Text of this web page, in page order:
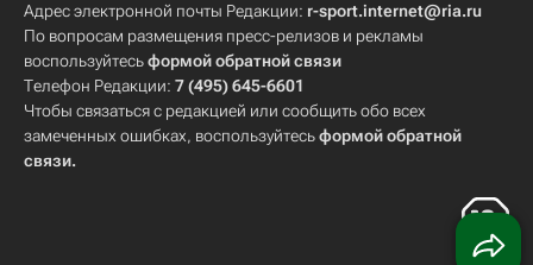
Адрес электронной почты Редакции: r-sport.internet@ria.ru
По вопросам размещения пресс-релизов и рекламы
воспользуйтесьформой обратной связи
Телефон Редакции: 7 (495) 645-6601
Чтобы связаться с редакцией или сообщить обо всех
замеченных ошибках, воспользуйтесьформой обратной
связи.